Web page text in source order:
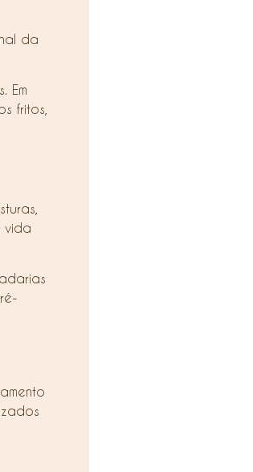
da
Em
fritos,
vida